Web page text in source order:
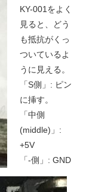
KY-001をよく
見ると、どう
も抵抗がくっ
ついているよ
うに見える。
「S側」: ピン
に挿す。
「中側
(middle)」:
+5V
「-側」: GND